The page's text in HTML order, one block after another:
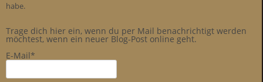
habe.
Trage dich hier ein, wenn du per Mail benachrichtigt werden
möchtest, wenn ein neuer Blog-Post online geht.
E-Mail*